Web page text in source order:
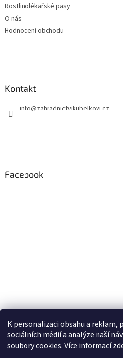
K personalizaci obsahu a reklam,
sociálních médií a analýze naší
soubory cookies. Více informací
Rostlinolékařské pasy
O nás
Hodnocení obchodu
Kontakt
info@zahradnictvikubelkovi.cz
Facebook